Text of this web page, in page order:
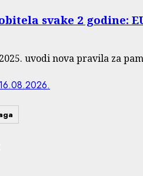
svake 2
uvodi nova pravila za